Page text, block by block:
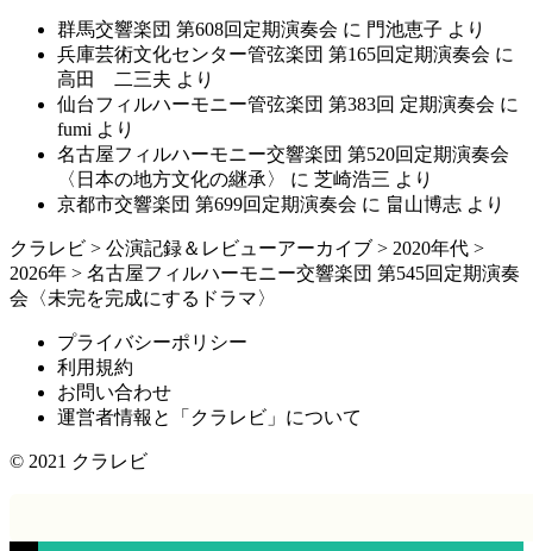
群馬交響楽団 第608回定期演奏会 に 門池恵子 より
兵庫芸術文化センター管弦楽団 第165回定期演奏会 に
高田 二三夫 より
仙台フィルハーモニー管弦楽団 第383回 定期演奏会 に
fumi より
名古屋フィルハーモニー交響楽団 第520回定期演奏会
〈日本の地方文化の継承〉
に 芝崎浩三 より
京都市交響楽団 第699回定期演奏会 に 畠山博志 より
クラレビ > 公演記録＆レビューアーカイブ > 2020年代 >
2026年 > 名古屋フィルハーモニー交響楽団 第545回定期演奏
会〈未完を完成にするドラマ〉
プライバシーポリシー
利用規約
お問い合わせ
運営者情報と「クラレビ」について
© 2021 クラレビ